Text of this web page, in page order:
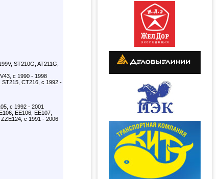
ST210G, AT211G,
с 1990 - 1998
ST215, CT216, с 1992 -
с 1992 - 2001
EE106, EE107,
ZZE124, с 1991 - 2006